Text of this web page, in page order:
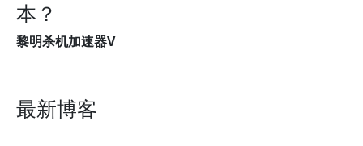
本？
黎明杀机加速器V
最新博客